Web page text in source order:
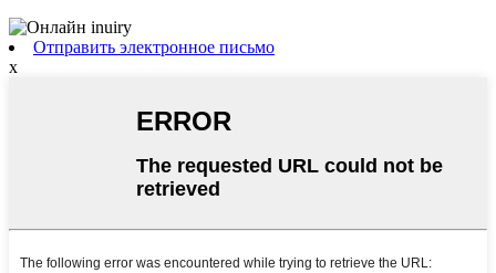
Отправить электронное письмо
x